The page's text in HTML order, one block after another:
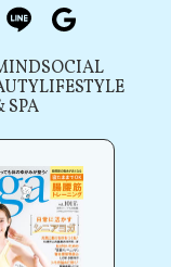
line
SOCIAL
LIFESTYLE
SPA